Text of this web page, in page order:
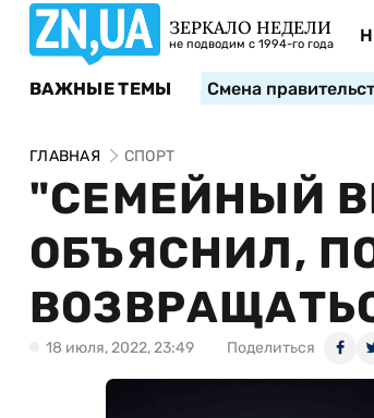
ЗЕРКАЛО НЕДЕЛИ
не подводим с 1994-го года
ВАЖНЫЕ ТЕМЫ Смена
ГЛАВНАЯ СПОРТ
"СЕМЕЙНЫЙ
ОБЪЯСНИЛ,
18 июля, 2022, 23:49 Поделиться